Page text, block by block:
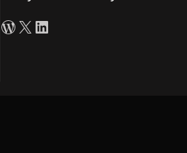
WordPress X LinkedIn